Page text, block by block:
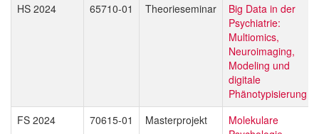
HS 2024
65710-01 Theorieseminar
Big Data in der
Psychiatrie:
Multiomics,
Neuroimaging,
Modeling und
digitale
Phänotypisierung
FS 2024
70615-01 Masterprojekt
Molekulare